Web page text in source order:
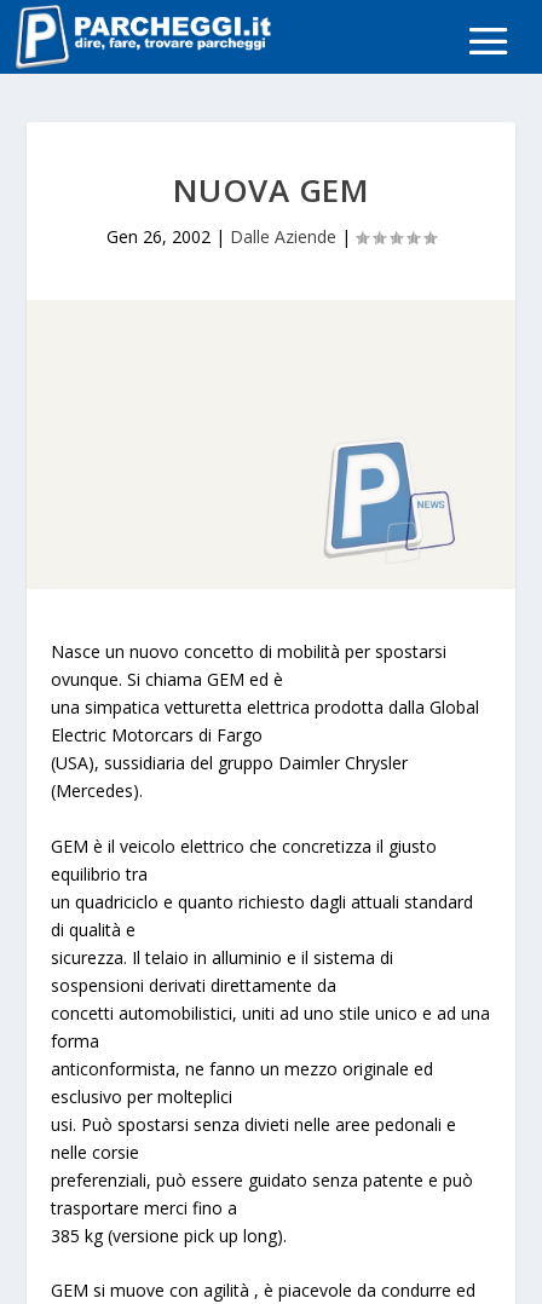
NUOVA GEM
Gen 26, 2002 | Dalle Aziende |
Nasce un nuovo concetto di mobilità per spostarsi
ovunque. Si chiamaGEM ed è
una simpatica vetturetta elettrica prodotta dalla Global
Electric Motorcars di Fargo
(USA), sussidiaria del gruppo Daimler Chrysler
(Mercedes).
GEM è il veicolo elettrico che concretizza il giusto
equilibrio tra
un quadriciclo e quanto richiesto dagli attuali standard
di qualità e
sicurezza. Il telaio in alluminio e il sistema di
sospensioni derivati direttamente da
concetti automobilistici, uniti ad uno stile unico e ad una
forma
anticonformista, ne fanno un mezzo originale ed
esclusivo per molteplici
usi. Può spostarsi senza divieti nelle aree pedonali e
nelle corsie
preferenziali, può essere guidato senza patente e può
trasportare merci fino a
385 kg (versione pick up long).
GEM si muove con agilità , è piacevole da condurre ed